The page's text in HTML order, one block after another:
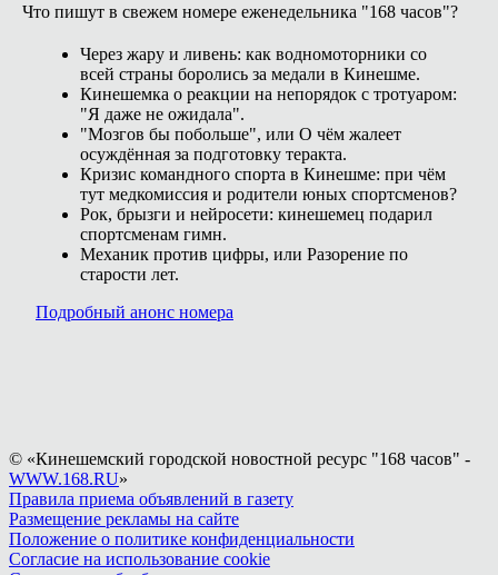
Что пишут в свежем номере еженедельника "168 часов"?
Через жару и ливень: как водномоторники со
всей страны боролись за медали в Кинешме.
Кинешемка о реакции на непорядок с тротуаром:
"Я даже не ожидала".
"Мозгов бы побольше", или О чём жалеет
осуждённая за подготовку теракта.
Кризис командного спорта в Кинешме: при чём
тут медкомиссия и родители юных спортсменов?
Рок, брызги и нейросети: кинешемец подарил
спортсменам гимн.
Механик против цифры, или Разорение по
старости лет.
Подробный анонс номера
© «Кинешемский городской новостной ресурс "168 часов" -
WWW.168.RU»
Правила приема объявлений в газету
Размещение рекламы на сайте
Положение о политике конфиденциальности
Согласие на использование cookie